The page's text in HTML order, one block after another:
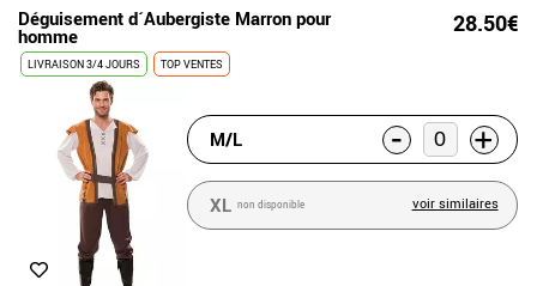
Déguisement d´Aubergiste Marron pour
homme 28.50€
LIVRAISON 3/4 JOURS TOP VENTES
M/L - +
XL non disponible voir similaires